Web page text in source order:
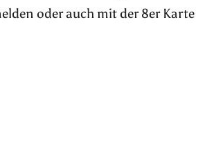
oder auch mit der 8er Karte